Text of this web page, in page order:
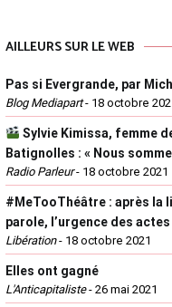
AILLEURS SUR LE WEB
Pas si Evergrande, par
Blog Mediapart- 18 octobre
Sylvie Kimissa, femme
Batignolles : « Nous
Radio Parleur- 18 octobre 2021
#MeTooThéâtre : après la
parole, l’urgence des actes
Libération- 18 octobre 2021
Elles ont gagné
L'Anticapitaliste- 26 mai 2021